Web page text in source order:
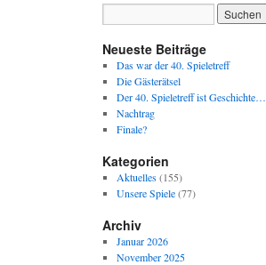
Neueste Beiträge
Das war der 40. Spieletreff
Die Gästerätsel
Der 40. Spieletreff ist Geschichte…
Nachtrag
Finale?
Kategorien
Aktuelles(155)
Unsere Spiele(77)
Archiv
Januar 2026
November 2025